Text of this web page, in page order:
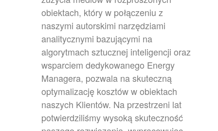
obiektach, który w połączeniu z
naszymi autorskimi narzędziami
analitycznymi bazującymi na
algorytmach sztucznej inteligencji oraz
wsparciem dedykowanego Energy
Managera, pozwala na skuteczną
optymalizację kosztów w obiektach
naszych Klientów. Na przestrzeni lat
potwierdziliśmy wysoką skuteczność